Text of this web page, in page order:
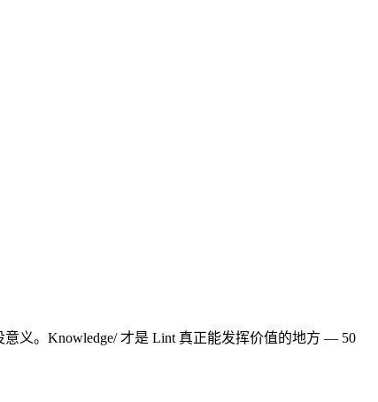
义。Knowledge/ 才是 Lint 真正能发挥价值的地方 — 50